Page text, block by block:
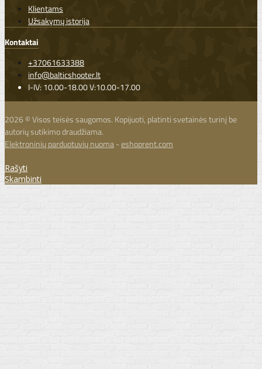
Klientams
Užsakymų istorija
Kontaktai
+37061633388
info@balticshooter.lt
I-IV: 10.00-18.00 V:10.00-17.00
2026 © Visos teisės saugomos. Kopijuoti, platinti svetainės turinį be
autorių sutikimo draudžiama.
Elektroninių parduotuvių nuoma-eshoprent.com
Rašyti
Skambinti